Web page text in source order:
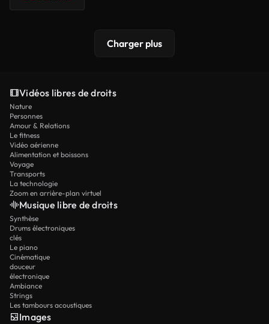
Charger plus
Vidéos libres de droits
Nature
Personnes
Amour & Relations
Le fitness
Vidéo aérienne
Alimentation et boissons
Voyage
Transports
La technologie
Zoom en arrière-plan virtuel
Musique libre de droits
Synthèse
Drums électroniques
clés
Le piano
Cinématique
douceur
électronique
Ambiance
Strings
Les tambours acoustiques
Images